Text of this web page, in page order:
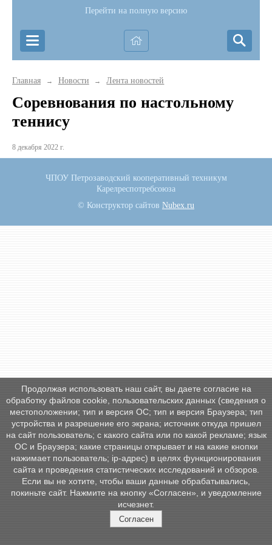
Перейти на полную версию
Главная → Новости → Лента новостей
Cоревнования по настольному
теннису
8 декабря 2022 г.
ЧПОУ Петрозаводский кооперативный техникум
Карелреспотребсоюза
© Конструктор сайтов Nubex.ru
Продолжая использовать наш сайт, вы даете согласие на
обработку файлов cookie, пользовательских данных (сведения о
местоположении; тип и версия ОС; тип и версия Браузера; тип
устройства и разрешение его экрана; источник откуда пришел
на сайт пользователь; с какого сайта или по какой рекламе; язык
ОС и Браузера; какие страницы открывает и на какие кнопки
нажимает пользователь; ip-адрес) в целях функционирования
сайта и проведения статистических исследований и обзоров.
Если вы не хотите, чтобы ваши данные обрабатывались,
покиньте сайт. Нажмите на кнопку «Согласен», и уведомление
исчезнет.
Согласен